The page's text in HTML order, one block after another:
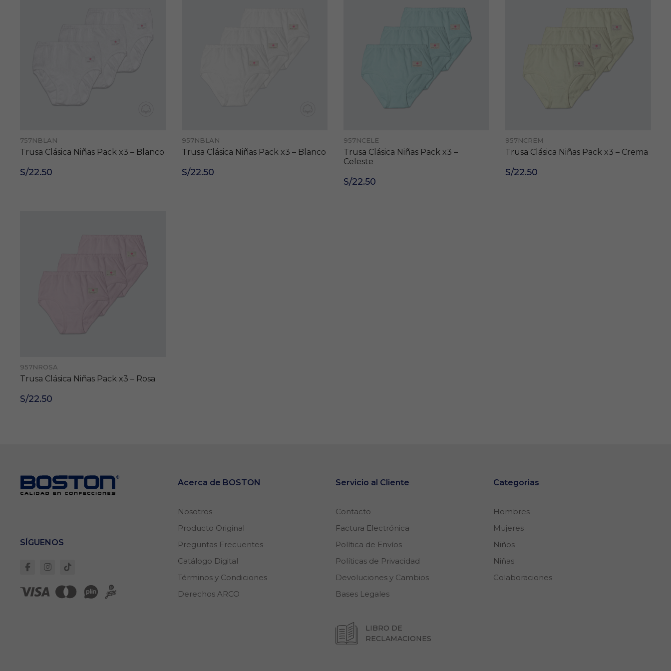
757NBLAN
Trusa Clásica Niñas Pack x3 – Blanco
S/22.50
957NBLAN
Trusa Clásica Niñas Pack x3 – Blanco
S/22.50
957NCELE
Trusa Clásica Niñas Pack x3 –
Celeste
S/22.50
957NCREM
Trusa Clásica Niñas Pack x3 – Crema
S/22.50
957NROSA
Trusa Clásica Niñas Pack x3 – Rosa
S/22.50
SÍGUENOS
Acerca de BOSTON
Nosotros
Producto Original
Preguntas Frecuentes
Catálogo Digital
Términos y Condiciones
Derechos ARCO
Servicio al Cliente
Contacto
Factura Electrónica
Política de Envíos
Políticas de Privacidad
Devoluciones y Cambios
Bases Legales
LIBRO DE
RECLAMACIONES
Categorias
Hombres
Mujeres
Niños
Niñas
Colaboraciones